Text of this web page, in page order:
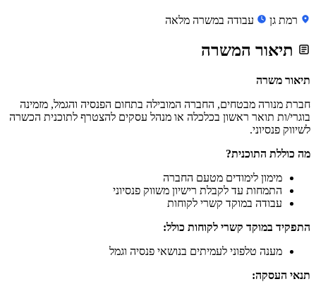
רמת גן עבודה במשרה מלאה
תיאור המשרה
תיאור משרה
חברת מנורה מבטחים, החברה המובילה בתחום הפנסיה והגמל, מזמינה
בוגרי/ות תואר ראשון בכלכלה או מנהל עסקים להצטרף לתוכנית הכשרה
לשיווק פנסיוני.
מה כוללת התוכנית?
מימון לימודים מטעם החברה
התמחות עד לקבלת רישיון משווק פנסיוני
עבודה במוקד קשרי לקוחות
התפקיד במוקד קשרי לקוחות כולל:
מענה טלפוני לעמיתים בנושאי פנסיה וגמל
תנאי העסקה: